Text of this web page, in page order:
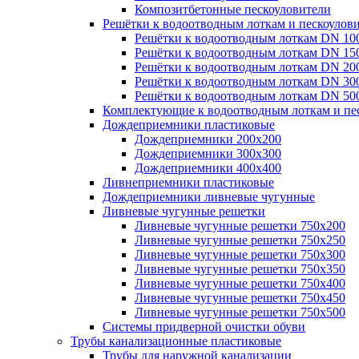
Композитбетонные пескоуловители
Решётки к водоотводным лоткам и
Решётки к водоотводным лоткам DN
Решётки к водоотводным лоткам DN
Решётки к водоотводным лоткам DN
Решётки к водоотводным лоткам DN
Решётки к водоотводным лоткам DN
Комплектующие к водоотводным лоткам и
Дождеприемники пластиковые
Дождеприемники 200х200
Дождеприемники 300х300
Дождеприемники 400х400
Ливнеприемники пластиковые
Дождеприемники ливневые чугунные
Ливневые чугунные решетки
Ливневые чугунные решетки 750х200
Ливневые чугунные решетки 750х250
Ливневые чугунные решетки 750х300
Ливневые чугунные решетки 750х350
Ливневые чугунные решетки 750х400
Ливневые чугунные решетки 750х450
Ливневые чугунные решетки 750х500
Системы придверной очистки обуви
Трубы канализационные пластиковые
Трубы для наружной канализации